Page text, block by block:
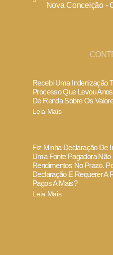
Nova Conceição -
Recebi Uma Indenização
Processo Que Levou
De Renda Sobre Os
Leia Mais
Fiz Minha Declaração De
Uma Fonte Pagadora
Rendimentos No Prazo.
Declaração E Requerer A
Pagos A Mais?
Leia Mais